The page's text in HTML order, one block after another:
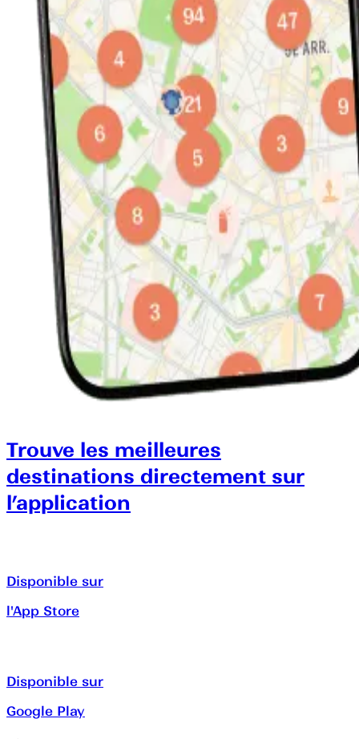
Trouve les meilleures
destinations directement sur
l’application
Disponible sur
l'App Store
Disponible sur
Google Play